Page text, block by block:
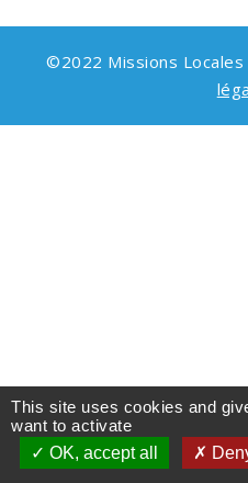
©2022 Missions
This site uses cookies and
want to activate
OK, accept all